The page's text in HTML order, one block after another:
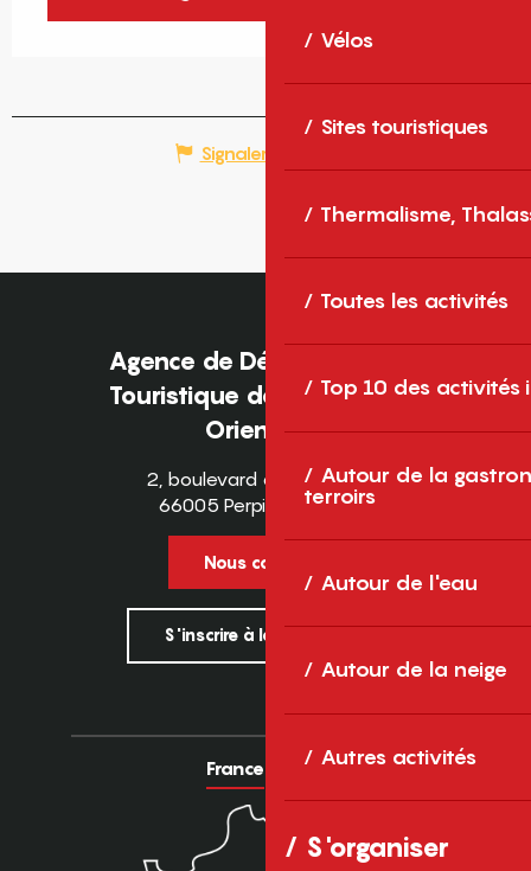
Vélos
Sites touristiques
Thermalisme,
Toutes les activités
Top 10 des activités
Autour de la
terroirs
Autour de l'eau
Autour de la neige
Autres activités
S'organiser
Signaler une erreur
Agence de Développement
Touristique des Pyrénées-
Orientales
2, boulevard des Pyrénées
66005 Perpignan Cedex
Nous contacter
S'inscrire à la newsletter
France Europe